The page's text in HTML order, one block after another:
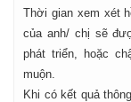
Thời gian xem xét
của anh/ chị sẽ
phát triển, hoặc
muộn.
Khi có kết quả